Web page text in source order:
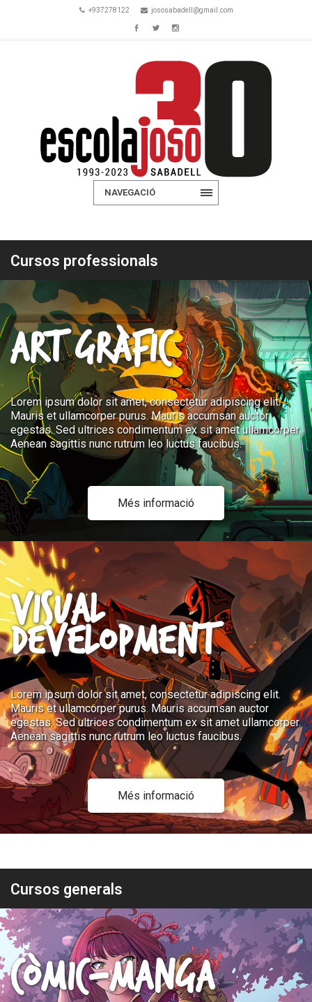
+937278122 jososabadell@gmail.com
NAVEGACIÓ
Cursos professionals
ART GRÀFIC
Lorem ipsum dolor sit amet, consectetur adipiscing elit.
Mauris et ullamcorper purus. Mauris accumsan auctor
egestas. Sed ultrices condimentum ex sit amet ullamcorper.
Aenean sagittis nunc rutrum leo luctus faucibus.
Més informació
VISUAL
DEVELOPMENT
Lorem ipsum dolor sit amet, consectetur adipiscing elit.
Mauris et ullamcorper purus. Mauris accumsan auctor
egestas. Sed ultrices condimentum ex sit amet ullamcorper.
Aenean sagittis nunc rutrum leo luctus faucibus.
Més informació
Cursos generals
CÒMIC-MANGA